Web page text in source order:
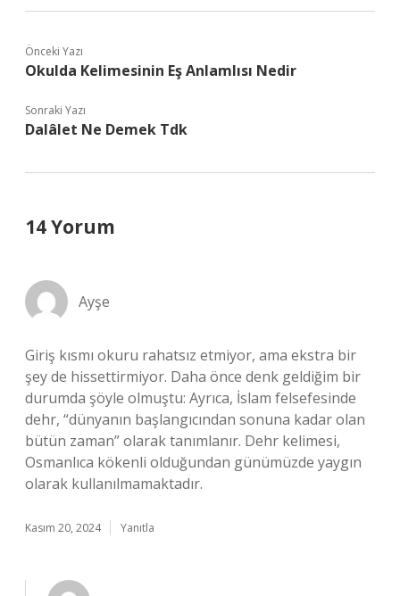
Önceki Yazı
Okulda Kelimesinin Eş Anlamlısı Nedir
Sonraki Yazı
Dalâlet Ne Demek Tdk
14 Yorum
Ayşe
Giriş kısmı okuru rahatsız etmiyor, ama ekstra bir
şey de hissettirmiyor. Daha önce denk geldiğim bir
durumda şöyle olmuştu: Ayrıca, İslam felsefesinde
dehr, “dünyanın başlangıcından sonuna kadar olan
bütün zaman” olarak tanımlanır. Dehr kelimesi,
Osmanlıca kökenli olduğundan günümüzde yaygın
olarak kullanılmamaktadır.
Kasım 20, 2024 Yanıtla